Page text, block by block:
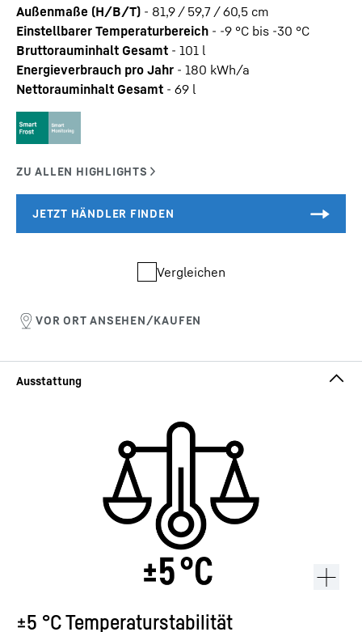
Außenmaße (H/B/T) - 81,9 / 59,7 / 60,5 cm
Einstellbarer Temperaturbereich - -9 °C bis -30 °C
Bruttorauminhalt Gesamt - 101 l
Energieverbrauch pro Jahr - 180 kWh/a
Nettorauminhalt Gesamt - 69 l
Vergleichen
±5 °C Temperaturstabilität